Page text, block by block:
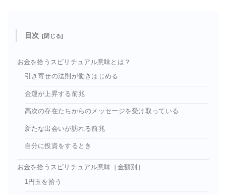
目次
お金を拾うスピリチュアル意味とは？
引き寄せの法則が働きはじめる
金運が上昇する前兆
高次の存在たちからのメッセージを受け取っている
新たな出会いが訪れる前兆
自分に投資をするとき
お金を拾うスピリチュアル意味［金額別］
1円玉を拾う